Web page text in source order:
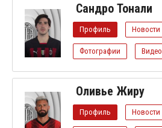
Сандро Тонали
Профиль Новости
Фотографии Видео
Оливье Жиру
Профиль Новости